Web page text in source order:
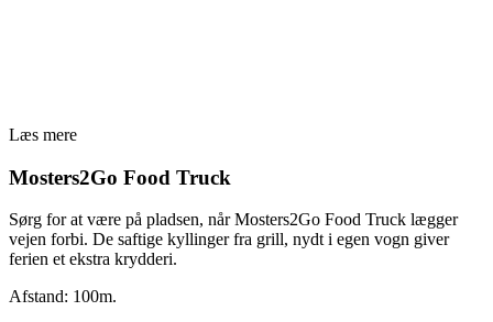
Læs mere
Mosters2Go Food Truck
Sørg for at være på pladsen, når Mosters2Go Food Truck lægger
vejen forbi. De saftige kyllinger fra grill, nydt i egen vogn giver
ferien et ekstra krydderi.
Afstand: 100m.